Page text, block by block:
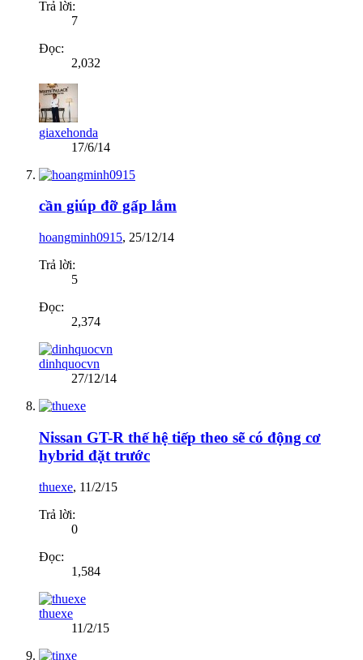
Trả lời:
7
Đọc:
2,032
giaxehonda
17/6/14
cần giúp đỡ gấp lắm
hoangminh0915, 25/12/14
Trả lời:
5
Đọc:
2,374
dinhquocvn
27/12/14
Nissan GT-R thế hệ tiếp theo sẽ có động cơ
hybrid đặt trước
thuexe, 11/2/15
Trả lời:
0
Đọc:
1,584
thuexe
11/2/15